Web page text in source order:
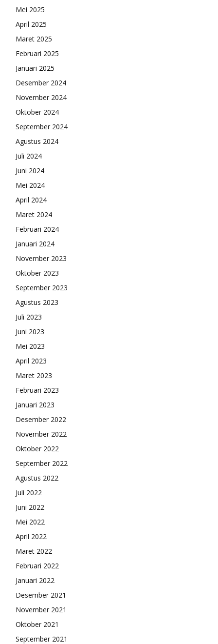
Mei 2025
April 2025
Maret 2025
Februari 2025
Januari 2025
Desember 2024
November 2024
Oktober 2024
September 2024
Agustus 2024
Juli 2024
Juni 2024
Mei 2024
April 2024
Maret 2024
Februari 2024
Januari 2024
November 2023
Oktober 2023
September 2023
Agustus 2023
Juli 2023
Juni 2023
Mei 2023
April 2023
Maret 2023
Februari 2023
Januari 2023
Desember 2022
November 2022
Oktober 2022
September 2022
Agustus 2022
Juli 2022
Juni 2022
Mei 2022
April 2022
Maret 2022
Februari 2022
Januari 2022
Desember 2021
November 2021
Oktober 2021
September 2021